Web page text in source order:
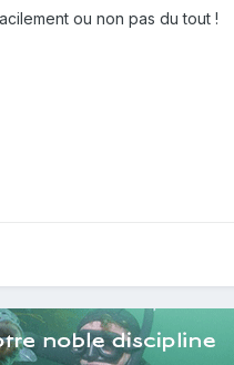
ou non pas du tout !